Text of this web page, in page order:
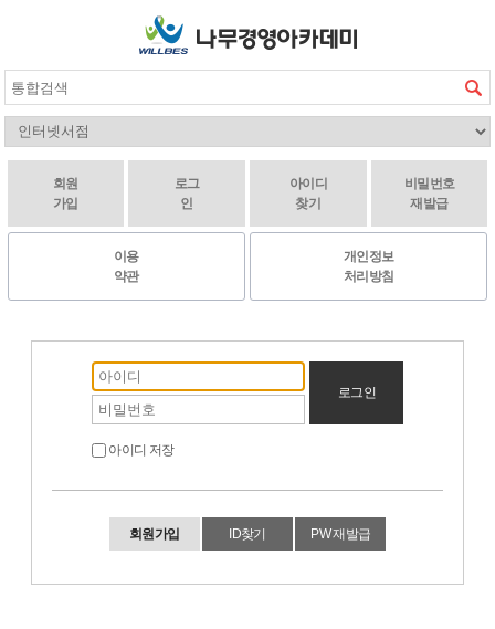
회원
가입
로그
인
아이디
찾기
비밀번호
재발급
이용
약관
개인정보
처리방침
아이디 저장
로그인
회원가입 ID찾기 PW 재발급